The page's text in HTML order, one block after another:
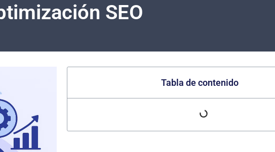
SEO
Tabla de contenido